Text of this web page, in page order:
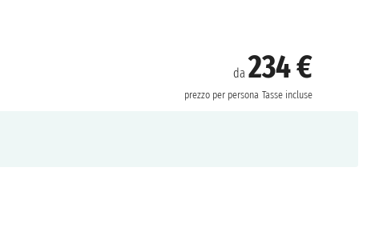
da234 €
prezzo per persona Tasse incluse